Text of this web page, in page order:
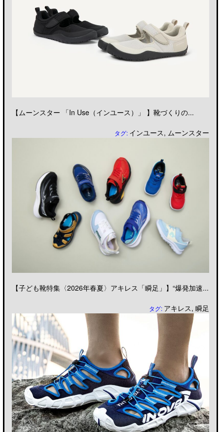
【ムーンスター 「In Use（インユース）」 】靴づくりの...
タグ: インユース, ムーンスター
【子ども靴特集〈2026年春夏〉アキレス「瞬足」】“爆発加速...
タグ: アキレス,瞬足